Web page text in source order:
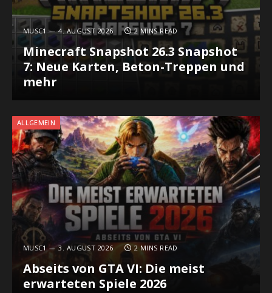
MUSC1 4. AUGUST 2026 2 MINS READ
Minecraft Snapshot 26.3 Snapshot
7: Neue Karten, Beton-Treppen und
mehr
ALLGEMEIN
MUSC1 3. AUGUST 2026 2 MINS READ
Abseits von GTA VI: Die meist
erwarteten Spiele 2026